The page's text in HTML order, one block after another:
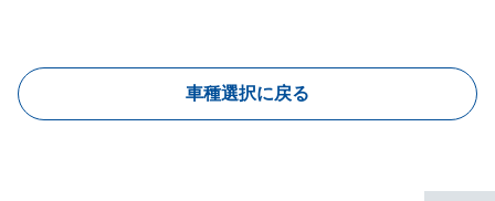
車種選択に戻る